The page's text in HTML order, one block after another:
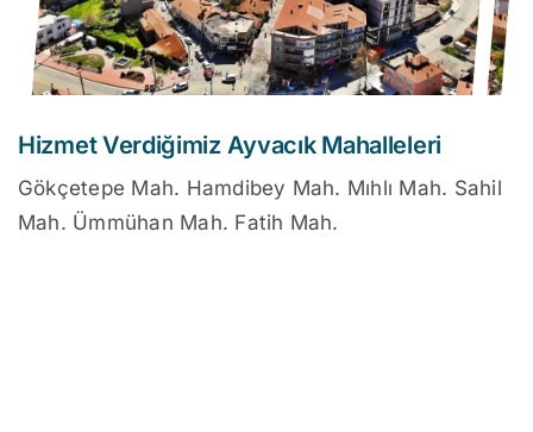
Hizmet Verdiğimiz Ayvacık Mahalleleri
Gökçetepe Mah. Hamdibey Mah. Mıhlı Mah. Sahil
Mah. Ümmühan Mah. Fatih Mah.